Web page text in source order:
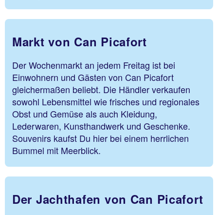
Markt von Can Picafort
Der Wochenmarkt an jedem Freitag ist bei
Einwohnern und Gästen von Can Picafort
gleichermaßen beliebt. Die Händler verkaufen
sowohl Lebensmittel wie frisches und regionales
Obst und Gemüse als auch Kleidung,
Lederwaren, Kunsthandwerk und Geschenke.
Souvenirs kaufst Du hier bei einem herrlichen
Bummel mit Meerblick.
Der Jachthafen von Can Picafort